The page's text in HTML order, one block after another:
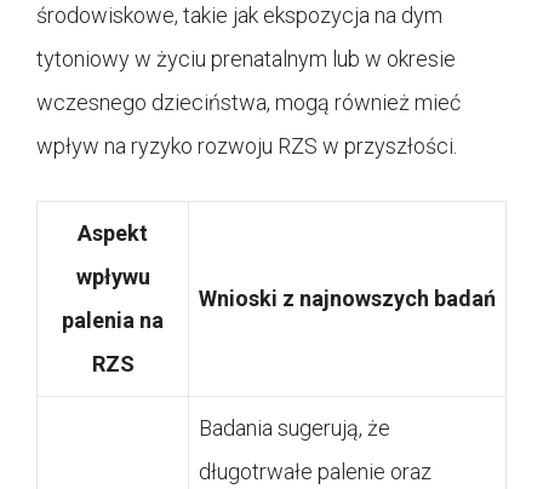
środowiskowe, takie jak ekspozycja na dym
tytoniowy w życiu prenatalnym lub w okresie
wczesnego dzieciństwa, mogą również mieć
wpływ na ryzyko rozwoju RZS w przyszłości.
Aspekt
wpływu
palenia na
RZS
Wnioski z najnowszych badań
Badania sugerują, że
długotrwałe palenie oraz